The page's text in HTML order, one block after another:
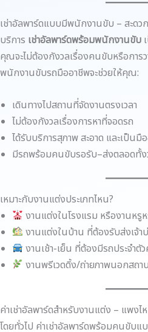
เช่าอัลพาร์ดแบบมีพนักงานขับ – สะดว
บริการ เช่าอัลพาร์ดพร้อมพนักงานขับ
คุณจะไม่ต้องกังวลเรื่องคนขับหรือการ
พนักงานขับรถมืออาชีพจะช่วยให้คุณ:
เดินทางไปสถานที่จัดงานตรงเวลา
ไม่ต้องกังวลเรื่องการหาที่จอดรถ
ได้รับบริการสุภาพ สะอาด และเป็นมื
มีรถพร้อมคนขับรอรับ–ส่งตลอดทั้
เหมาะกับงานแต่งประเภทไหน?
งานแต่งในโรงแรม หรืองานหรู
งานแต่งในบ้าน ที่ต้องรับส่งเจ้าบ่
งานเช้า-เย็น ที่ต้องมีรถประจำตั
งานพรีเวดดิ้ง/ถ่ายภาพนอกสถา
ค่าเช่าอัลพาร์ดสำหรับงานแต่ง – แพงไ
โดยทั่วไป ค่าเช่าอัลพาร์ดพร้อมคนขับแ